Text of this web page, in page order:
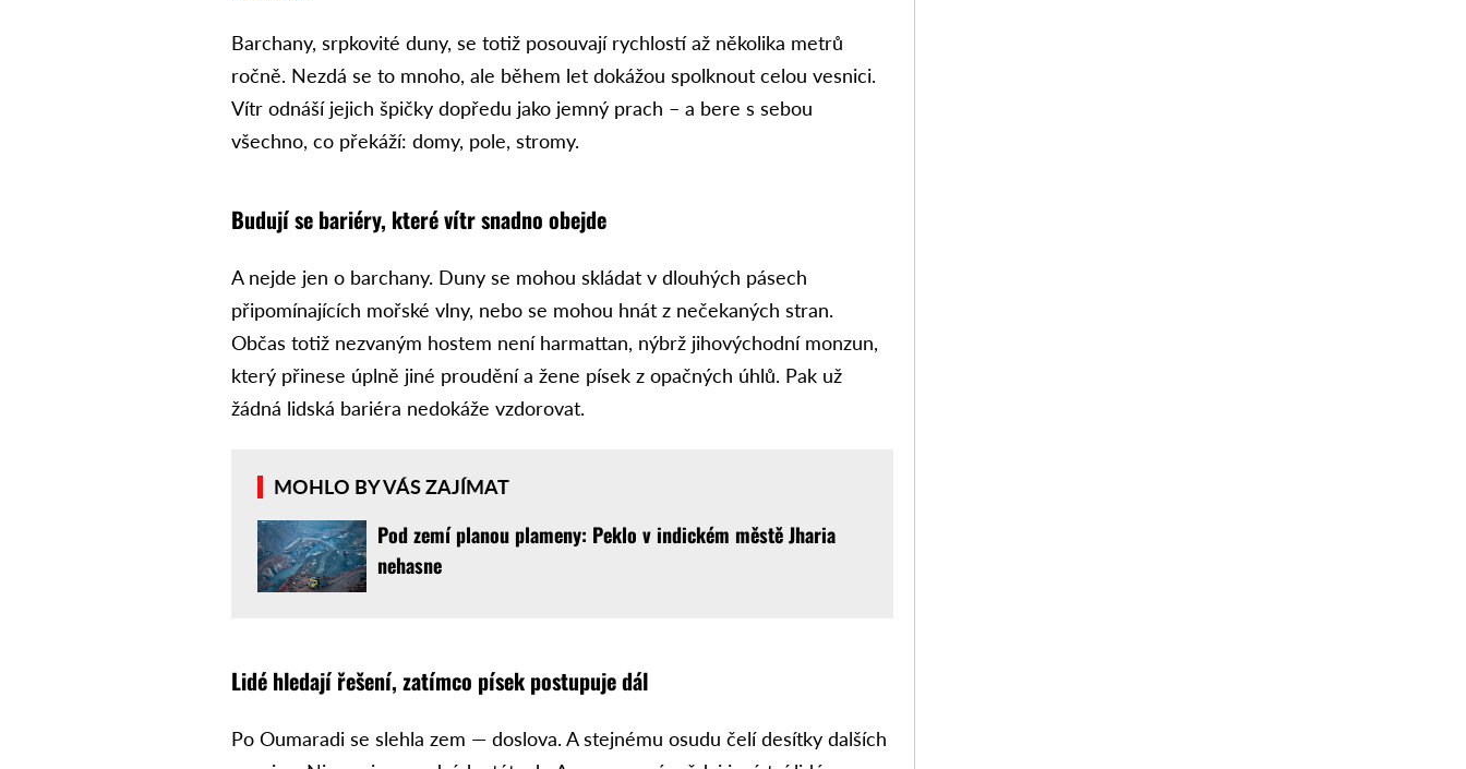
Barchany, srpkovité duny, se totiž posouvají rychlostí až několika metrů
ročně. Nezdá se to mnoho, ale během let dokážou spolknout celou vesnici.
Vítr odnáší jejich špičky dopředu jako jemný prach – a bere s sebou
všechno, co překáží: domy, pole, stromy.
Budují se bariéry, které vítr snadno obejde
A nejde jen o barchany. Duny se mohou skládat v dlouhých pásech
připomínajících mořské vlny, nebo se mohou hnát z nečekaných stran.
Občas totiž nezvaným hostem není harmattan, nýbrž jihovýchodní monzun,
který přinese úplně jiné proudění a žene písek z opačných úhlů. Pak už
žádná lidská bariéra nedokáže vzdorovat.
MOHLO BY VÁS ZAJÍMAT
Pod zemí planou plameny: Peklo v indickém městě Jharia
nehasne
Lidé hledají řešení, zatímco písek postupuje dál
Po Oumaradi se slehla zem — doslova. A stejnému osudu čelí desítky dalších